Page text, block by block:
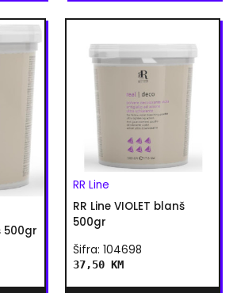
500gr
RR Line
RR Line VIOLET blanš
500gr
Šifra: 104698
37,50 KM